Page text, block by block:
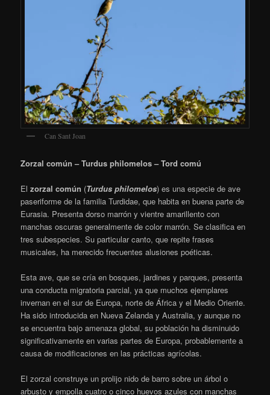
Can Sant Joan
Zorzal común – Turdus philomelos – Tord comú
Elzorzal común (Turdus philomelos) es una especie de ave
paseriforme de la familia Turdidae, que habita en buena parte de
Eurasia. Presenta dorso marrón y vientre amarillento con
manchas oscuras generalmente de color marrón. Se clasifica en
tres subespecies. Su particular canto, que repite frases
musicales, ha merecido frecuentes alusiones poéticas.
Esta ave, que se cría en bosques, jardines y parques, presenta
una conducta migratoria parcial, ya que muchos ejemplares
invernan en el sur de Europa, norte de África y el Medio Oriente.
Ha sido introducida en Nueva Zelanda y Australia, y aunque no
se encuentra bajo amenaza global, su población ha disminuido
significativamente en varias partes de Europa, probablemente a
causa de modificaciones en las prácticas agrícolas.
El zorzal construye un prolijo nido de barro sobre un árbol o
arbusto y empolla cuatro o cinco huevos azules con manchas